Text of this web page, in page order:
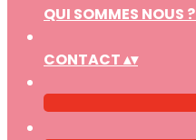
QUI SOMMES NOUS ?
CONTACT▴▾